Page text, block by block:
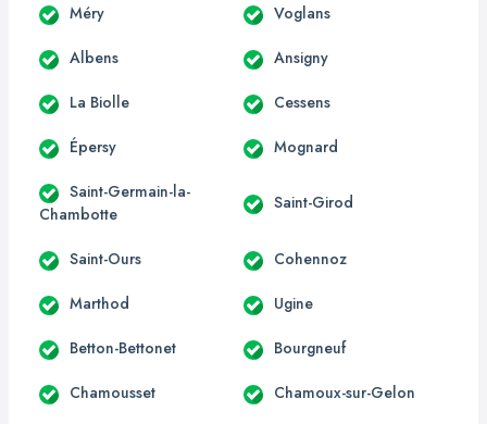
Méry Voglans
Albens Ansigny
La Biolle Cessens
Épersy Mognard
Saint-Germain-la-
Chambotte
Saint-Girod
Saint-Ours Cohennoz
Marthod Ugine
Betton-Bettonet Bourgneuf
Chamousset Chamoux-sur-Gelon